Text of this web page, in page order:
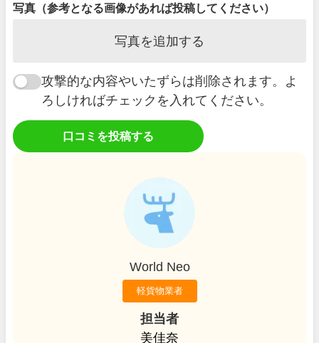
写真（参考となる画像があれば投稿してください）
写真を追加する
攻撃的な内容やいたずらは削除されます。よ
ろしければチェックを入れてください。
口コミを投稿する
World Neo
軽貨物業者
担当者
美佳奈